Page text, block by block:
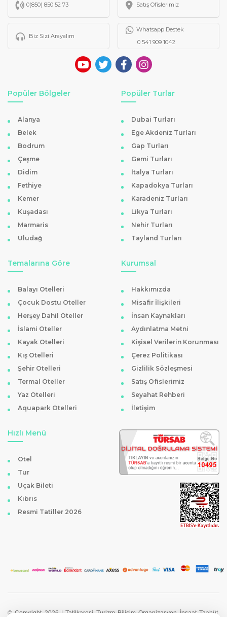
bulma fırsatını yakalayabilirsiniz. Tatilkaresi Turizm, sizlere
hem eğlence dolu hem de bütçe dostu bir tatil sunmak
için Kıbrıs’ın en çok tercih edilen sanatçılı otellerini bir
araya getiriyor.
Tatilkaresi ile Eğlence Dolu Kıbrıs Tatili
Tatilkaresi Turizm
, sanatçılı oteller kategorisinde
ve konforu bir arada yaşayın.
0(850) 850 52 73 Satış Ofislerimiz
Biz Sizi Arayalım
Whatsapp Destek
0 541 909 1042
Popüler Bölgeler
Alanya
Belek
Bodrum
Çeşme
Didim
Fethiye
Kemer
Kuşadası
Marmaris
Uludağ
Popüler Turlar
Dubai Turları
Ege Akdeniz Turları
Gap Turları
Gemi Turları
İtalya Turları
Kapadokya Turları
Karadeniz Turları
Likya Turları
Nehir Turları
Tayland Turları
Temalarına Göre
Balayı Otelleri
Çocuk Dostu Oteller
Herşey Dahil Oteller
İslami Oteller
Kayak Otelleri
Kış Otelleri
Şehir Otelleri
Termal Oteller
Yaz Otelleri
Aquapark Otelleri
Kurumsal
Hakkımızda
Misafir İlişkileri
İnsan Kaynakları
Aydınlatma Metni
Kişisel Verilerin Korunması
Çerez Politikası
Gizlilik Sözleşmesi
Satış Ofislerimiz
Seyahat Rehberi
İletişim
Hızlı Menü
Otel
Tur
Uçak Bileti
Kıbrıs
Resmi Tatiller 2026
© Copyright 2026 | Tatilkaresi Turizm Bilişim Organizasyon İnşaat Taahüt